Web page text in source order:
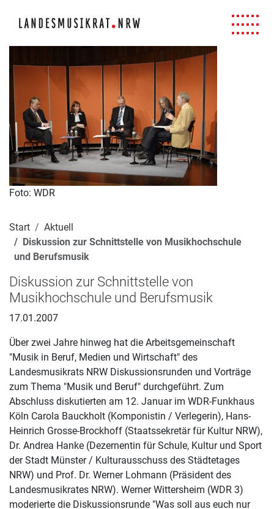
Foto: WDR
Start
Aktuell
Diskussion zur Schnittstelle von Musikhochschule
und Berufsmusik
Diskussion zur Schnittstelle von
Musikhochschule und Berufsmusik
17.01.2007
Über zwei Jahre hinweg hat die Arbeitsgemeinschaft
"Musik in Beruf, Medien und Wirtschaft" des
Landesmusikrats NRW Diskussionsrunden und Vorträge
zum Thema "Musik und Beruf" durchgeführt. Zum
Abschluss diskutierten am 12. Januar im WDR-Funkhaus
Köln Carola Bauckholt (Komponistin / Verlegerin), Hans-
Heinrich Grosse-Brockhoff (Staatssekretär für Kultur NRW),
Dr. Andrea Hanke (Dezernentin für Schule, Kultur und Sport
der Stadt Münster / Kulturausschuss des Städtetages
NRW) und Prof. Dr. Werner Lohmann (Präsident des
Landesmusikrates NRW). Werner Wittersheim (WDR 3)
moderierte die Diskussionsrunde "Was soll aus euch nur